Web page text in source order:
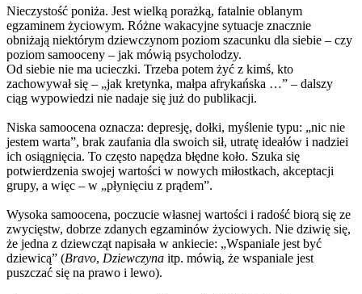
Nieczystość poniża. Jest wielką porażką, fatalnie oblanym
egzaminem życiowym. Różne wakacyjne sytuacje znacznie
obniżają niektórym dziewczynom poziom szacunku dla siebie – czy
poziom samooceny – jak mówią psycholodzy.
Od siebie nie ma ucieczki. Trzeba potem żyć z kimś, kto
zachowywał się – „jak kretynka, małpa afrykańska …” – dalszy
ciąg wypowiedzi nie nadaje się już do publikacji.
Niska samoocena oznacza: depresję, dołki, myślenie typu: „nic nie
jestem warta”, brak zaufania dla swoich sił, utratę ideałów i nadziei
ich osiągnięcia. To często napędza błędne koło. Szuka się
potwierdzenia swojej wartości w nowych miłostkach, akceptacji
grupy, a więc – w „płynięciu z prądem”.
Wysoka samoocena, poczucie własnej wartości i radość biorą się ze
zwycięstw, dobrze zdanych egzaminów życiowych. Nie dziwię się,
że jedna z dziewcząt napisała w ankiecie: „Wspaniale jest być
dziewicą” (Bravo, Dziewczyna itp. mówią, że wspaniale jest
puszczać się na prawo i lewo).